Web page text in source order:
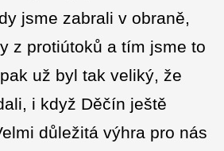
jsme zabrali v obraně,
z protiútoků a tím jsme to
už byl tak veliký, že
i když Děčín ještě
důležitá výhra pro nás